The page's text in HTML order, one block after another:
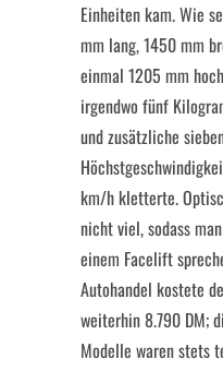
Einheiten kam. Wie
mm lang, 1450 mm
einmal 1205 mm
irgendwo fünf
und zusätzliche
km/h kletterte.
nicht viel, sodass
einem Facelift
Autohandel kostete
weiterhin 8.790 DM;
Modelle waren stets